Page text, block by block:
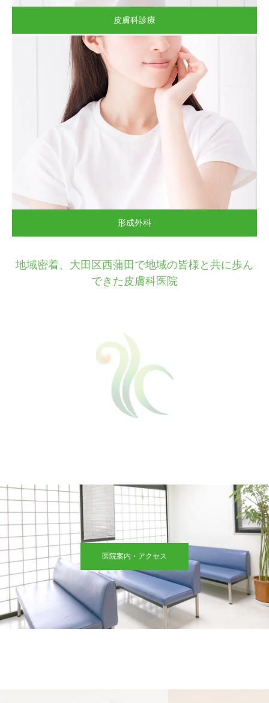
皮膚科診療
形成外科
地域密着、大田区西蒲田で地域の皆様と共に歩ん
できた皮膚科医院
きました。
2010年4月より日本形成外科学会の認定する形成外科専門医をも
いたしました。
前院長の母と二人でコミュニケーションを取りつつ、診療を行っ
ています。
医院案内・アクセス